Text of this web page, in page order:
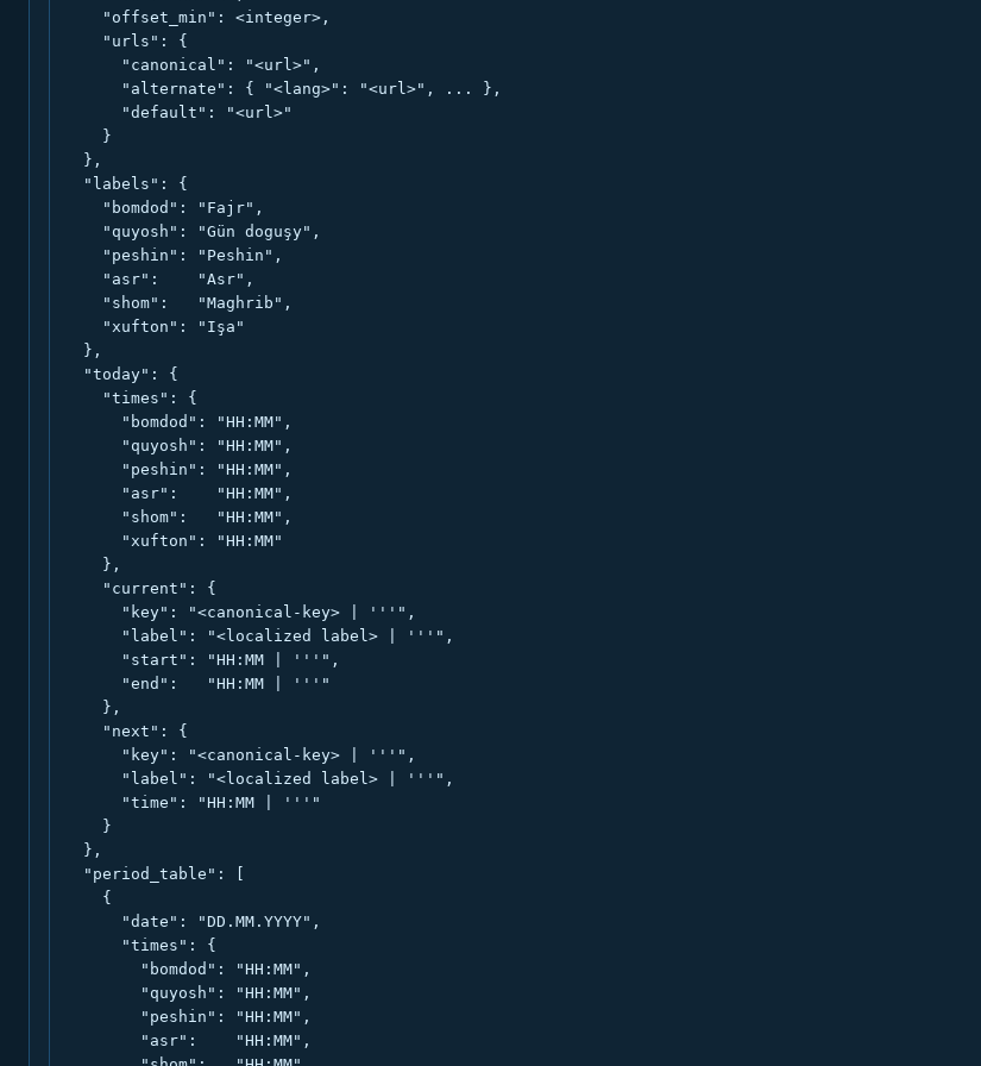
    "offset_min": <integer>,
    "urls": {
      "canonical": "<url>",
      "alternate": { "<lang>": "<url>", ... },
      "default": "<url>"
    }
  },
  "labels": {
    "bomdod": "Fajr",
    "quyosh": "Gün doguşy",
    "peshin": "Peshin",
    "asr":    "Asr",
    "shom":   "Maghrib",
    "xufton": "Işa"
  },
  "today": {
    "times": {
      "bomdod": "HH:MM",
      "quyosh": "HH:MM",
      "peshin": "HH:MM",
      "asr":    "HH:MM",
      "shom":   "HH:MM",
      "xufton": "HH:MM"
    },
    "current": {
      "key": "<canonical-key> | '''",
      "label": "<localized label> | '''",
      "start": "HH:MM | '''",
      "end":   "HH:MM | '''"
    },
    "next": {
      "key": "<canonical-key> | '''",
      "label": "<localized label> | '''",
      "time": "HH:MM | '''"
    }
  },
  "period_table": [
    {
      "date": "DD.MM.YYYY",
      "times": {
        "bomdod": "HH:MM",
        "quyosh": "HH:MM",
        "peshin": "HH:MM",
        "asr":    "HH:MM",